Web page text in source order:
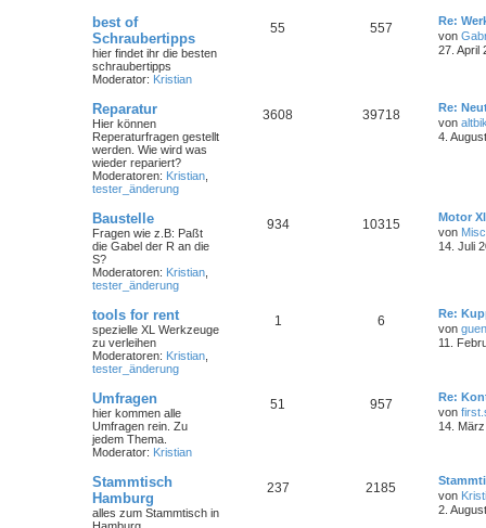
best of
Schraubertipps
hier findet ihr die besten
schraubertipps
Moderator: Kristian
55 557
Re:
von
27. April
Reparatur
Hier können
Reperaturfragen gestellt
werden. Wie wird was
wieder repariert?
Moderatoren: Kristian
tester_änderung
3608 39718
Re:
von
4.
Baustelle
Fragen wie z.B: Paßt
die Gabel der R an die
S?
Moderatoren: Kristian
tester_änderung
934 10315
Motor
von
14. Juli
tools for rent
spezielle XL Werkzeuge
zu verleihen
Moderatoren: Kristian
tester_änderung
1 6
Re:
von
11.
Umfragen
hier kommen alle
Umfragen rein. Zu
jedem Thema.
Moderator: Kristian
51 957
Re:
von
14.
Stammtisch
Hamburg
alles zum Stammtisch in
237 2185
von
2.